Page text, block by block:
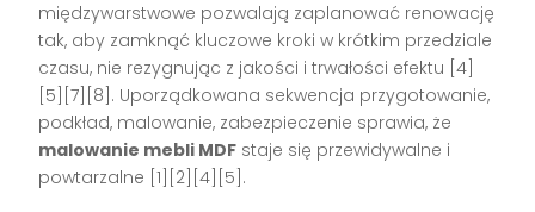
międzywarstwowe pozwalają zaplanować renowację
tak, aby zamknąć kluczowe kroki w krótkim przedziale
czasu, nie rezygnując z jakości i trwałości efektu [4]
[5][7][8]. Uporządkowana sekwencja przygotowanie,
podkład, malowanie, zabezpieczenie sprawia, że
malowanie mebli MDF staje się przewidywalne i
powtarzalne [1][2][4][5].